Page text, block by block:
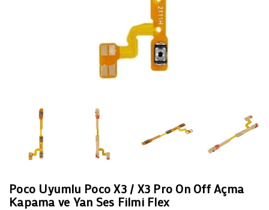
Poco Uyumlu Poco X3 / X3 Pro On Off Açma
Kapama ve Yan Ses Filmi Flex